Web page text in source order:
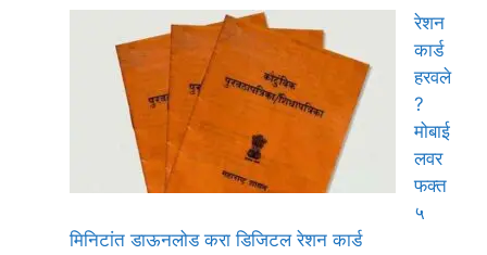
रेशन
कार्ड
हरवले
?
मोबाई
लवर
फक्त
५
मिनिटांत डाऊनलोड करा डिजिटल रेशन कार्ड